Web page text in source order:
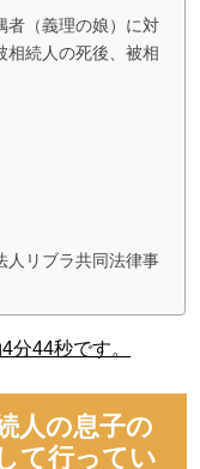
者（義理の娘）に対
相続人の死後、被相
人リブラ共同法律事
分44秒です。
人の息子の
て行ってい